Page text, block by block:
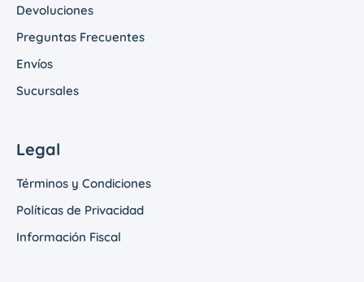
Devoluciones
Preguntas Frecuentes
Envíos
Sucursales
Legal
Términos y Condiciones
Políticas de Privacidad
Información Fiscal